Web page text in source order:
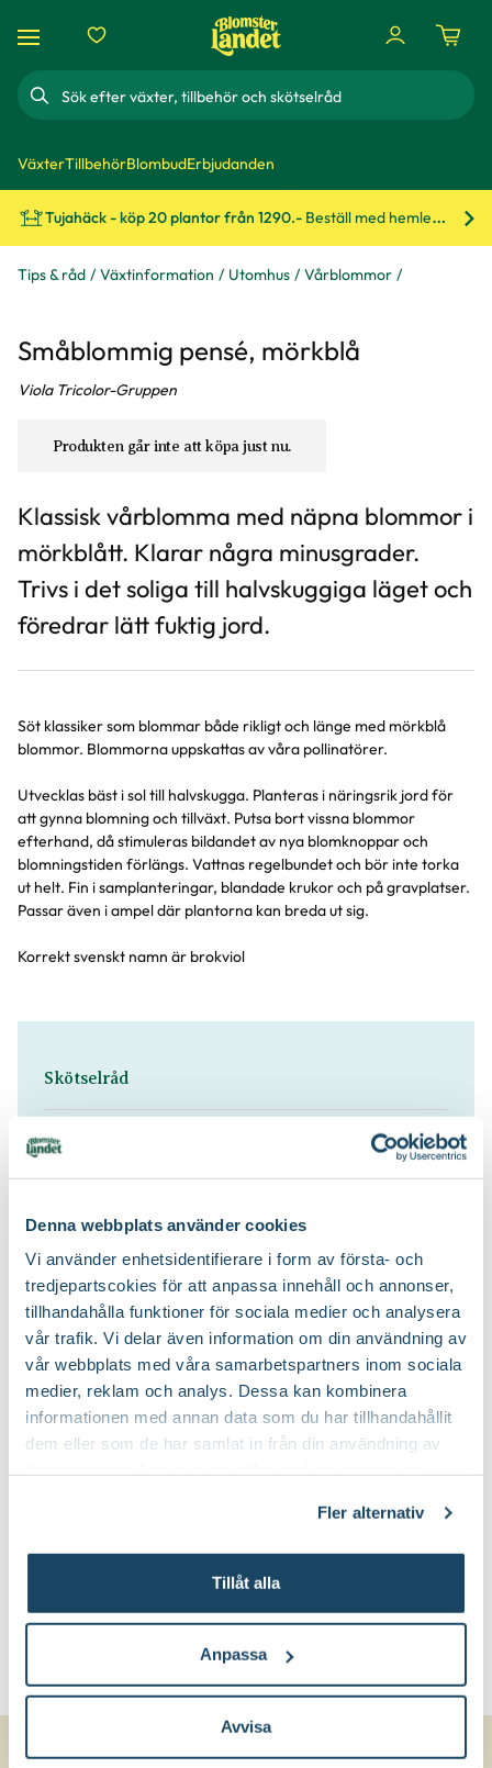
Denna webbplats använder cookies
Vi använder enhetsidentifierare i form av första- och
tredjepartscokies för att anpassa innehåll och annonser,
tillhandahålla funktioner för sociala medier och analysera
vår trafik. Vi delar även information om din användning av
vår webbplats med våra samarbetspartners inom sociala
medier, reklam och analys. Dessa kan kombinera
informationen med annan data som du har tillhandahållit
dem eller som de har samlat in från din användning av
Fler alternativ
Tillåt alla
Anpassa
Avvisa
Sök
VäxterTillbehörBlombudErbjudanden
Tujahäck - köp 20 plantor från 1290.- Beställ med hemleverans!
Tips & råd Växtinformation Utomhus Vårblommor
Småblommig pensé, mörkblå
Viola Tricolor-Gruppen
Produkten går inte att köpa just nu.
Klassisk vårblomma med näpna blommor i
mörkblått. Klarar några minusgrader.
Trivs i det soliga till halvskuggiga läget och
föredrar lätt fuktig jord.
Söt klassiker som blommar både rikligt och länge med mörkblå
blommor. Blommorna uppskattas av våra pollinatörer.
Utvecklas bäst i sol till halvskugga. Planteras i näringsrik jord för
att gynna blomning och tillväxt. Putsa bort vissna blommor
efterhand, då stimuleras bildandet av nya blomknoppar och
blomningstiden förlängs. Vattnas regelbundet och bör inte torka
ut helt. Fin i samplanteringar, blandade krukor och på gravplatser.
Passar även i ampel där plantorna kan breda ut sig.
Korrekt svenskt namn är brokviol
Skötselråd
Läge:
Näring:
Flytande trädgårdsnäring, Långtidsverkande
näring
Jordprodukter: Yrkesodlarjord